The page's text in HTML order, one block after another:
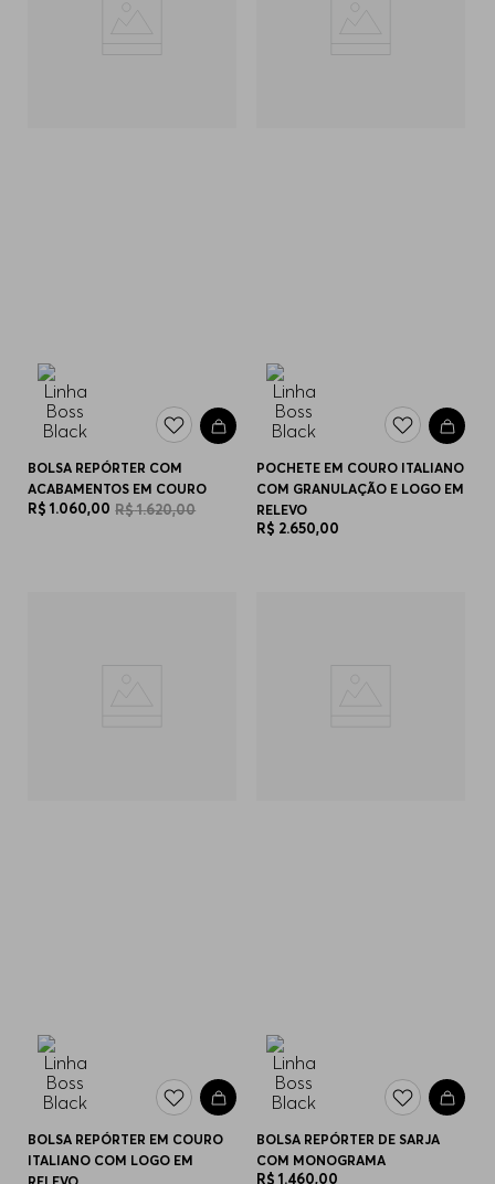
BOLSA REPÓRTER COM
ACABAMENTOS EM COURO
R$ 1.060,00 R$1.620,00
POCHETE EM COURO ITALIANO
COM GRANULAÇÃO E LOGO EM
RELEVO
R$ 2.650,00
BOLSA REPÓRTER EM COURO
ITALIANO COM LOGO EM
BOLSA REPÓRTER DE SARJA
COM MONOGRAMA
R$ 1.460,00